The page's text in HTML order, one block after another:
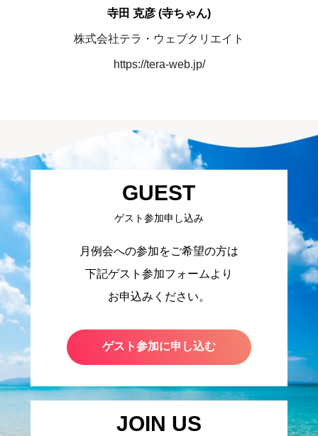
寺田 克彦 (寺ちゃん)
株式会社テラ・ウェブクリエイト
https://tera-web.jp/
GUEST
ゲスト参加申し込み
月例会への参加をご希望の方は
下記ゲスト参加フォームより
お申込みください。
ゲスト参加に申し込む
JOIN US